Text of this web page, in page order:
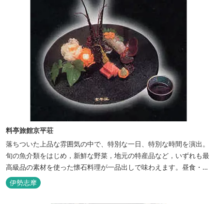
料亭旅館京平荘
落ちついた上品な雰囲気の中で、特別な一日、特別な時間を演出。
旬の魚介類をはじめ，新鮮な野菜，地元の特産品など，いずれも最
高級品の素材を使った懐石料理が一品出しで味わえます。昼食・夕
食・宿泊ができます。
伊勢志摩